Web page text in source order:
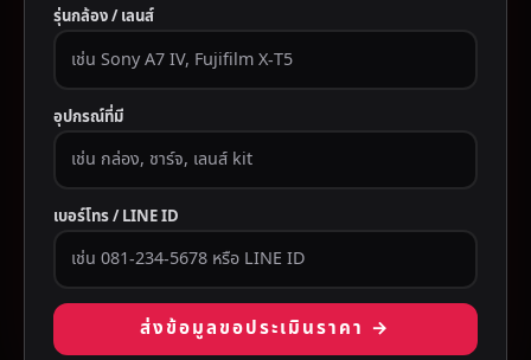
รุ่นกล้อง / เลนส์
อุปกรณ์ที่มี
เบอร์โทร / LINE ID
ส่งข้อมูลขอประเมินราคา →